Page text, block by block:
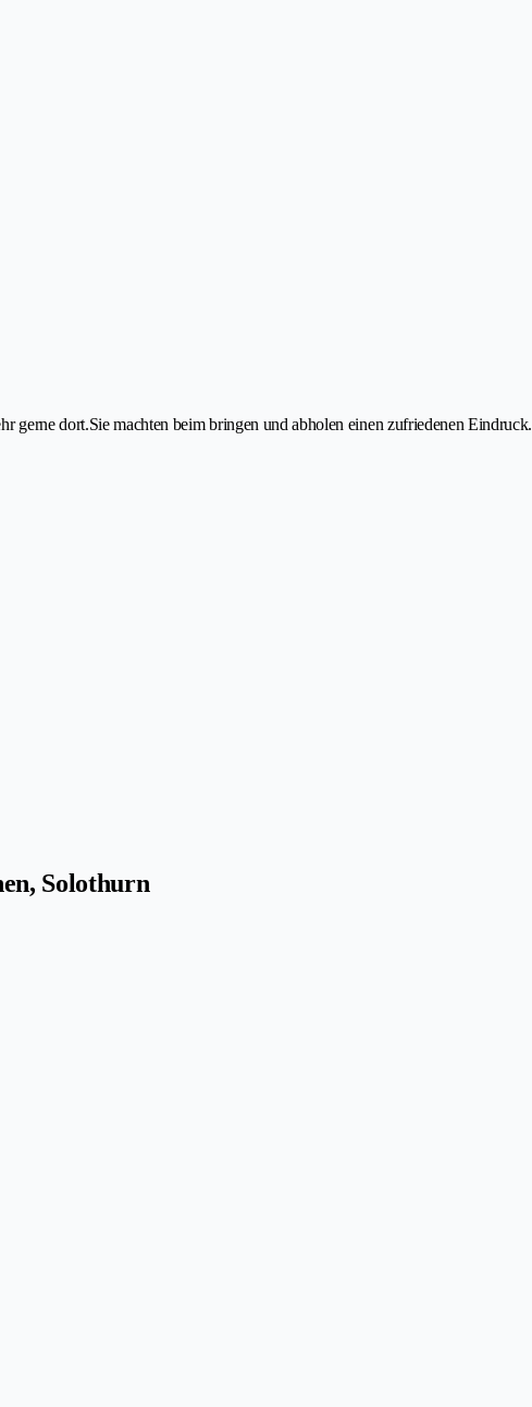
gerne dort.Sie machten beim bringen und abholen einen zufriedenen Eindruck.
Solothurn